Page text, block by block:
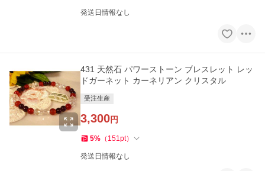
発送日情報なし
431 天然石 パワーストーン ブレスレット レッ
ドガーネット カーネリアン クリスタル
受注生産
3,300円
5% （ 151pt）
発送日情報なし